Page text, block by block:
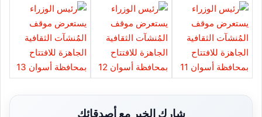
شارك الخبر مع أصدقائك